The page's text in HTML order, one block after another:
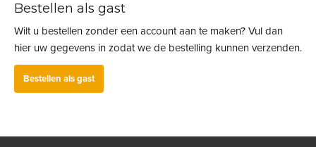
Bestellen als gast
Wilt u bestellen zonder een account aan te maken? Vul dan
hier uw gegevens in zodat we de bestelling kunnen verzenden.
Bestellen als gast